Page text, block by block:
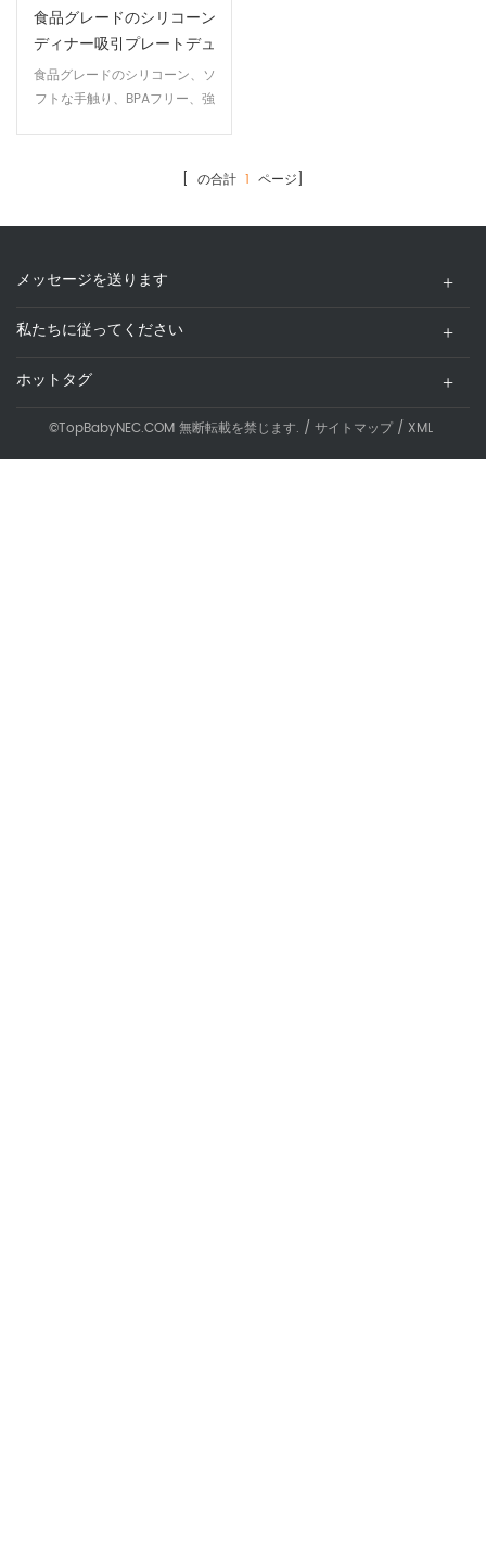
食品グレードのシリコーン
ディナー吸引プレートデュ
アルユース子供ディナー分
割プレートスプーンセット
食品グレードのシリコーン、ソ
フトな手触り、BPAフリー、強
プレート ODM/OEMサービスで
[ の合計 1 ページ]
メッセージを送ります
私たちに従ってください
ホットタグ
©TopBabyNEC.COM 無断転載を禁じます. / サイトマップ/ XML